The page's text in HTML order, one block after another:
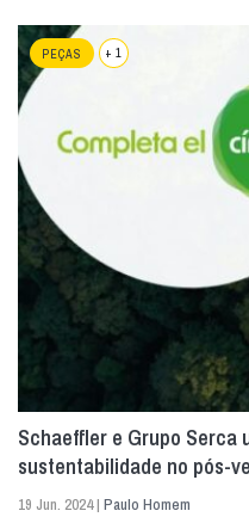
PEÇAS + 1
Schaeffler e Grupo Serca
sustentabilidade no pós-
19 Jun. 2024 | Paulo Homem